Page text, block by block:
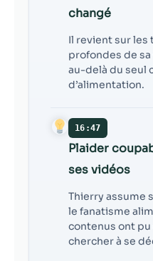
changé
Il revient sur
profondes de sa
au-delà du seul
d’alimentation.
16:47
Plaider
ses vidéos
Thierry assume
le fanatisme
contenus ont pu
chercher à se